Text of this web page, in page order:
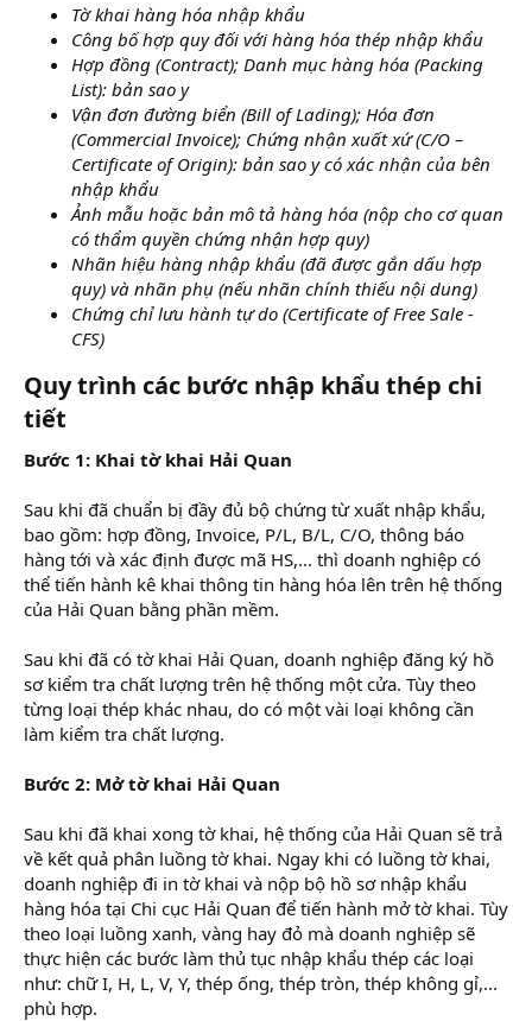
Tờ khai hàng hóa nhập khẩu
Công bố hợp quy đối với hàng hóa thép nhập khẩu
Hợp đồng (Contract); Danh mục hàng hóa (Packing
List): bản sao y
Vận đơn đường biển (Bill of Lading); Hóa đơn
(Commercial Invoice); Chứng nhận xuất xứ (C/O –
Certificate of Origin): bản sao y có xác nhận của bên
nhập khẩu
Ảnh mẫu hoặc bản mô tả hàng hóa (nộp cho cơ quan
có thẩm quyền chứng nhận hợp quy)
Nhãn hiệu hàng nhập khẩu (đã được gắn dấu hợp
quy) và nhãn phụ (nếu nhãn chính thiếu nội dung)
Chứng chỉ lưu hành tự do (Certificate of Free Sale -
CFS)
Quy trình các bước nhập khẩu thép chi
tiết
Bước 1: Khai tờ khai Hải Quan
Sau khi đã chuẩn bị đầy đủ bộ chứng từ xuất nhập khẩu,
bao gồm: hợp đồng, Invoice, P/L, B/L, C/O, thông báo
hàng tới và xác định được mã HS,... thì doanh nghiệp có
thể tiến hành kê khai thông tin hàng hóa lên trên hệ thống
của Hải Quan bằng phần mềm.
Sau khi đã có tờ khai Hải Quan, doanh nghiệp đăng ký hồ
sơ kiểm tra chất lượng trên hệ thống một cửa. Tùy theo
từng loại thép khác nhau, do có một vài loại không cần
làm kiểm tra chất lượng.
Bước 2: Mở tờ khai Hải Quan
Sau khi đã khai xong tờ khai, hệ thống của Hải Quan sẽ trả
về kết quả phân luồng tờ khai. Ngay khi có luồng tờ khai,
doanh nghiệp đi in tờ khai và nộp bộ hồ sơ nhập khẩu
hàng hóa tại Chi cục Hải Quan để tiến hành mở tờ khai. Tùy
theo loại luồng xanh, vàng hay đỏ mà doanh nghiệp sẽ
thực hiện các bước làm thủ tục nhập khẩu thép các loại
như: chữ I, H, L, V, Y, thép ống, thép tròn, thép không gỉ,...
phù hợp.